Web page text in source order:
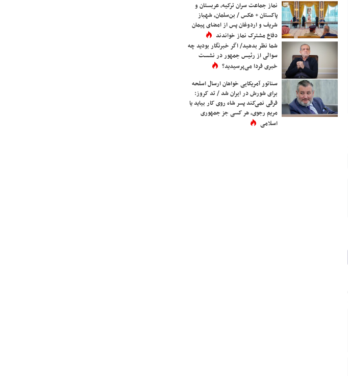
نماز جماعت سران ترکیه، عربستان و
پاکستان + عکس / بن‌سلمان، شهباز
شریف و اردوغان پس از امضای پیمان
دفاع مشترک نماز خواندند
شما نظر بدهید/ اگر خبرنگار بودید چه
سوالی از رئیس جمهور در نشست
خبری فردا می‌پرسیدید؟
سناتور آمریکایی خواهان ارسال اسلحه
برای شورش در ایران شد / تد کروز:
فرقی نمی‌کند پسر شاه روی کار بیاید یا
مریم رجوی، هر کسی جز جمهوری
اسلامی